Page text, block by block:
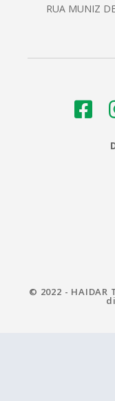
RUA MUNIZ
© 2022 -